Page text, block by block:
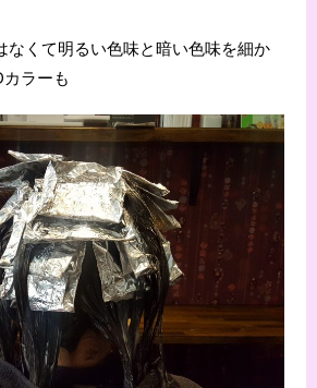
なくて明るい色味と暗い色味を細か
ラーも